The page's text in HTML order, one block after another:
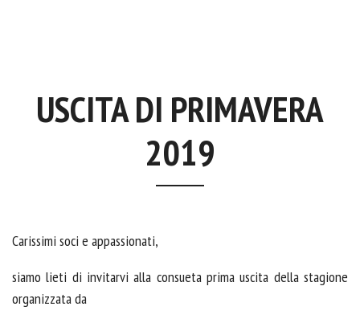
USCITA DI PRIMAVERA
2019
Carissimi soci e appassionati,
siamo lieti di invitarvi alla consueta prima uscita della stagione
organizzata da